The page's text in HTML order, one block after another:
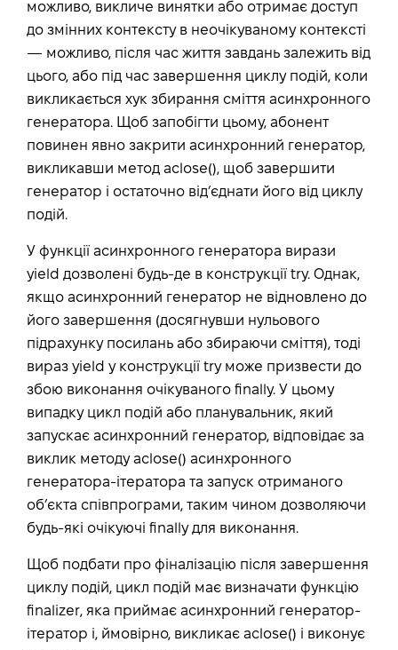
можливо, викличе винятки або отримає доступ
до змінних контексту в неочікуваному контексті
— можливо, після час життя завдань залежить від
цього, або під час завершення циклу подій, коли
викликається хук збирання сміття асинхронного
генератора. Щоб запобігти цьому, абонент
повинен явно закрити асинхронний генератор,
викликавши метод aclose(), щоб завершити
генератор і остаточно від’єднати його від циклу
подій.
У функції асинхронного генератора вирази
yield дозволені будь-де в конструкції try. Однак,
якщо асинхронний генератор не відновлено до
його завершення (досягнувши нульового
підрахунку посилань або збираючи сміття), тоді
вираз yield у конструкції try може призвести до
збою виконання очікуваного finally. У цьому
випадку цикл подій або планувальник, який
запускає асинхронний генератор, відповідає за
виклик методу aclose() асинхронного
генератора-ітератора та запуск отриманого
об’єкта співпрограми, таким чином дозволяючи
будь-які очікуючі finally для виконання.
Щоб подбати про фіналізацію після завершення
циклу подій, цикл подій має визначати функцію
finalizer, яка приймає асинхронний генератор-
ітератор і, ймовірно, викликає aclose() і виконує